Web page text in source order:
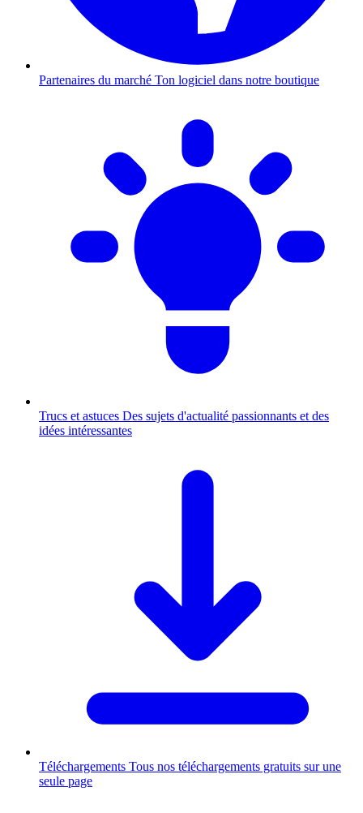
Partenaires du marché Ton logiciel dans notre boutique
Trucs et astuces Des sujets d'actualité passionnants et des
idées intéressantes
Téléchargements Tous nos téléchargements gratuits sur une
seule page